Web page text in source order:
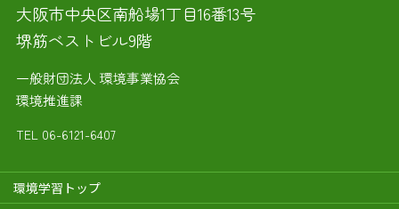
大阪市中央区南船場1丁目16番13号
堺筋ベストビル9階
一般財団法人 環境事業協会
環境推進課
TEL 06-6121-6407
環境学習トップ